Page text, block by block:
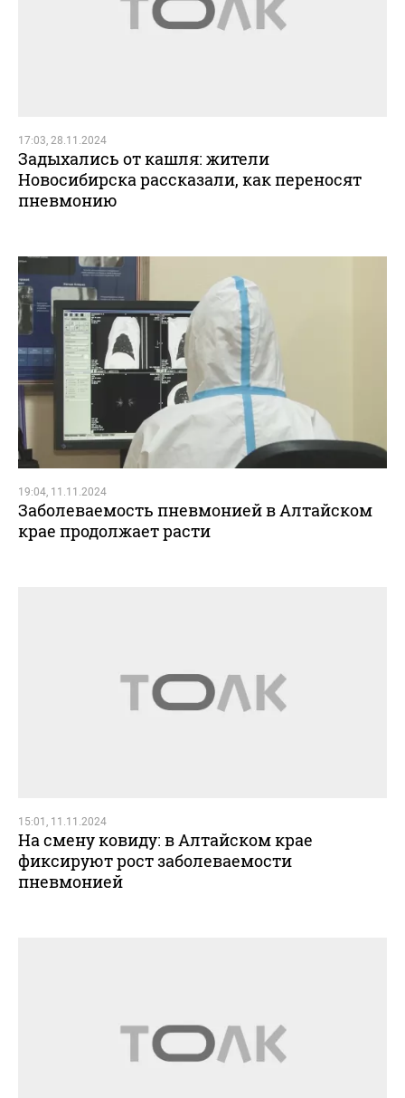
17:03, 28.11.2024
Задыхались от кашля: жители
Новосибирска рассказали, как переносят
пневмонию
19:04, 11.11.2024
Заболеваемость пневмонией в Алтайском
крае продолжает расти
15:01, 11.11.2024
На смену ковиду: в Алтайском крае
фиксируют рост заболеваемости
пневмонией